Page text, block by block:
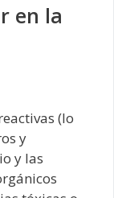
en la
(lo
y
y las